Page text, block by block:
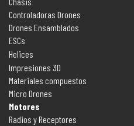
Controladoras Drones
Drones Ensamblados
ESCs
Helices
Impresiones 3D
Materiales compuestos
Micro Drones
Motores
Radios y Receptores